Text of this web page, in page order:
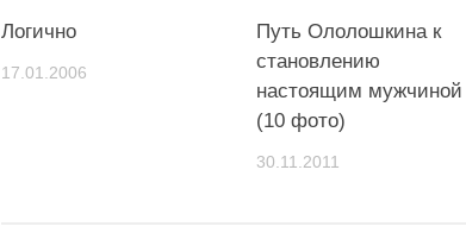
Логично
17.01.2006
Путь Ололошкина к
становлению
настоящим мужчиной
(10 фото)
30.11.2011